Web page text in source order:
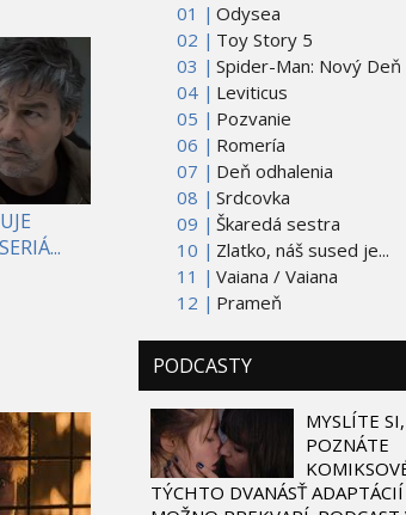
01 | Odysea
02 | Toy Story 5
03 | Spider-Man: Nový Deň
04 | Leviticus
05 | Pozvanie
06 | Romería
07 | Deň odhalenia
08 | Srdcovka
09 | Škaredá sestra
10 | Zlatko, náš sused je...
11 | Vaiana / Vaiana
12 | Prameň
PODCASTY
MYSLÍTE
POZNÁTE
TÝCHTO DVANÁSŤ ADAPTÁCIÍ